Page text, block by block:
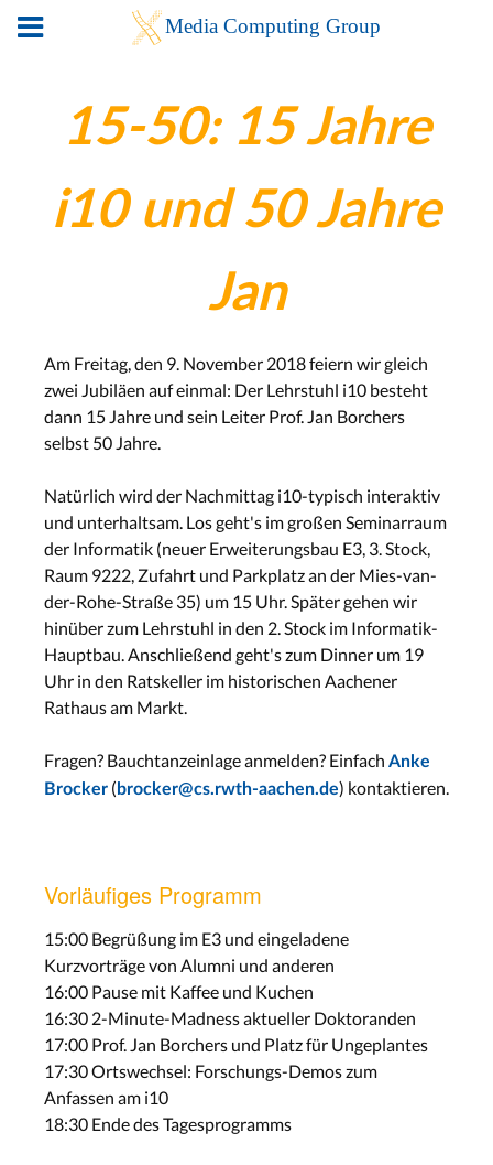
15-50: 15 Jahre
i10 und 50 Jahre
Jan
Am Freitag, den 9. November 2018 feiern wir gleich
zwei Jubiläen auf einmal: Der Lehrstuhl i10 besteht
dann 15 Jahre und sein Leiter Prof. Jan Borchers
selbst 50 Jahre.
Natürlich wird der Nachmittag i10-typisch interaktiv
und unterhaltsam. Los geht's im großen Seminarraum
der Informatik (neuer Erweiterungsbau E3, 3. Stock,
Raum 9222, Zufahrt und Parkplatz an der Mies-van-
der-Rohe-Straße 35) um 15 Uhr. Später gehen wir
hinüber zum Lehrstuhl in den 2. Stock im Informatik-
Hauptbau. Anschließend geht's zum Dinner um 19
Uhr in den Ratskeller im historischen Aachener
Rathaus am Markt.
Fragen? Bauchtanzeinlage anmelden? Einfach Anke
Brocker ( brocker@cs.rwth-aachen.de) kontaktieren.
Vorläufiges Programm
15:00 Begrüßung im E3 und eingeladene
Kurzvorträge von Alumni und anderen
16:00 Pause mit Kaffee und Kuchen
16:30 2-Minute-Madness aktueller Doktoranden
17:00 Prof. Jan Borchers und Platz für Ungeplantes
17:30 Ortswechsel: Forschungs-Demos zum
Anfassen am i10
18:30 Ende des Tagesprogramms